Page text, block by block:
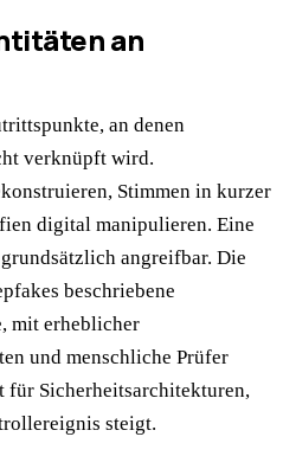
an
an denen
verknüpft wird.
Stimmen in kurzer
digital manipulieren. Eine
angreifbar. Die
beschriebene
mit erheblicher
und menschliche Prüfer
für Sicherheitsarchitekturen,
steigt.